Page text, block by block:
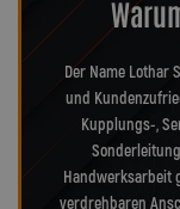
Der Name Lothar
und
Kupplungs-,
Handwerksarbeit
verdrehbaren